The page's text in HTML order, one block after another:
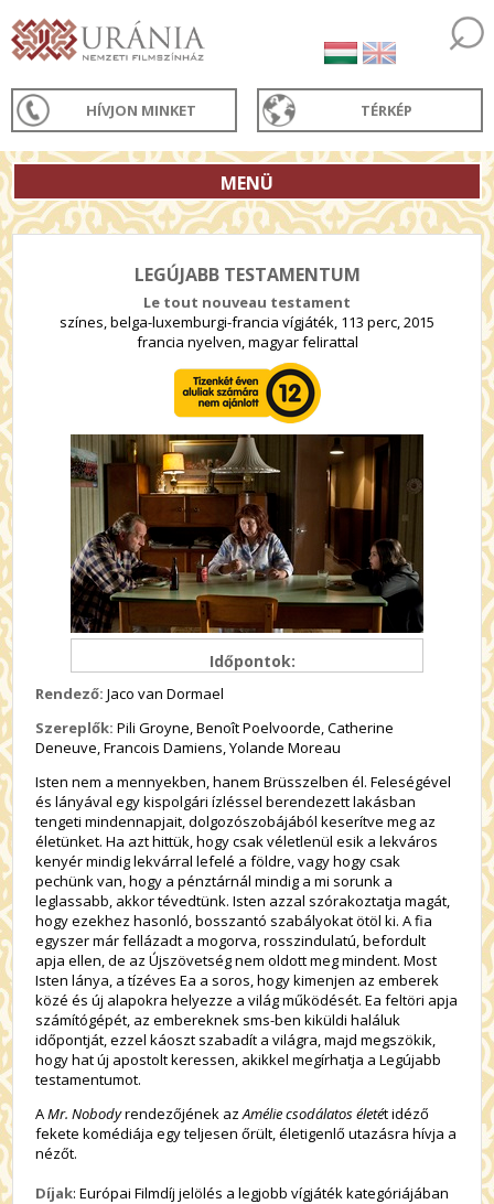
HÍVJON MINKET TÉRKÉP
MENÜ
LEGÚJABB TESTAMENTUM
Le tout nouveau testament
színes, belga-luxemburgi-francia vígjáték, 113 perc, 2015
francia nyelven, magyar felirattal
Időpontok:
Rendező: Jaco van Dormael
Szereplők: Pili Groyne, Benoît Poelvoorde, Catherine
Deneuve, Francois Damiens, Yolande Moreau
Isten nem a mennyekben, hanem Brüsszelben él. Feleségével
és lányával egy kispolgári ízléssel berendezett lakásban
tengeti mindennapjait, dolgozószobájából keserítve meg az
életünket. Ha azt hittük, hogy csak véletlenül esik a lekváros
kenyér mindig lekvárral lefelé a földre, vagy hogy csak
pechünk van, hogy a pénztárnál mindig a mi sorunk a
leglassabb, akkor tévedtünk. Isten azzal szórakoztatja magát,
hogy ezekhez hasonló, bosszantó szabályokat ötöl ki. A fia
egyszer már fellázadt a mogorva, rosszindulatú, befordult
apja ellen, de az Újszövetség nem oldott meg mindent. Most
Isten lánya, a tízéves Ea a soros, hogy kimenjen az emberek
közé és új alapokra helyezze a világ működését. Ea feltöri apja
számítógépét, az embereknek sms-ben kiküldi haláluk
időpontját, ezzel káoszt szabadít a világra, majd megszökik,
hogy hat új apostolt keressen, akikkel megírhatja a Legújabb
testamentumot.
AMr. Nobodyrendezőjének azAmélie csodálatos életét idéző
fekete komédiája egy teljesen őrült, életigenlő utazásra hívja a
nézőt.
Díjak: Európai Filmdíj jelölés a legjobb vígjáték kategóriájában